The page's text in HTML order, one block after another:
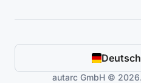
autarc GmbH ©